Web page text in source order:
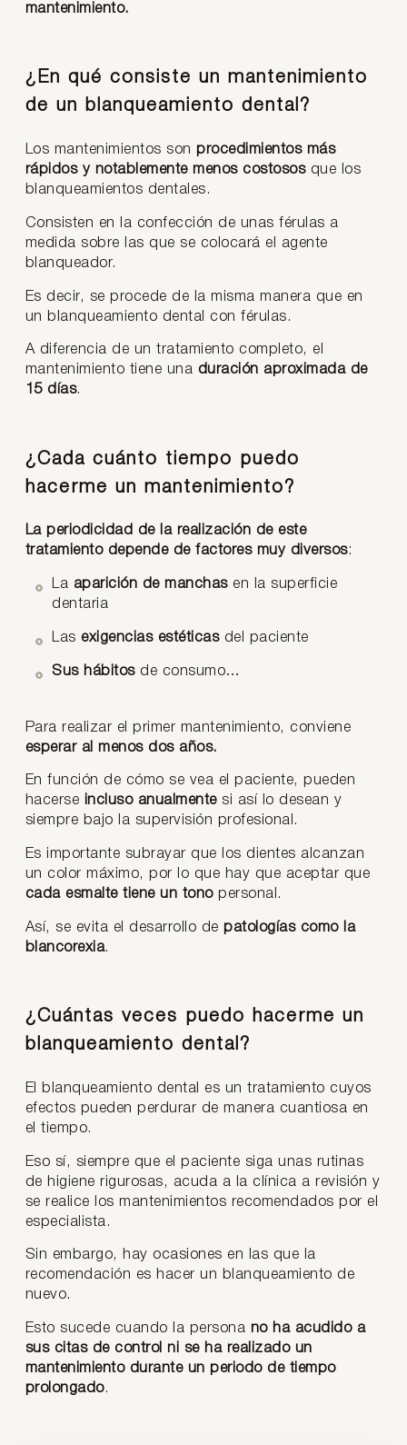
mantenimiento.
¿En qué consiste un mantenimiento
de un blanqueamiento dental?
Los mantenimientos son procedimientos más
rápidos y notablemente menos costososque los
blanqueamientos dentales.
Consisten en la confección de unas férulas a
medida sobre las que se colocará el agente
blanqueador.
Es decir, se procede de la misma manera que en
un blanqueamiento dental con férulas.
A diferencia de un tratamiento completo, el
mantenimiento tiene una duración aproximada de
15 días.
¿Cada cuánto tiempo puedo
hacerme un mantenimiento?
La periodicidad de la realización de este
tratamiento depende de factores muy diversos:
La aparición de manchasen la superficie
dentaria
Las exigencias estéticasdel paciente
Sus hábitosde consumo…
Para realizar el primer mantenimiento, conviene
esperar al menos dos años.
En función de cómo se vea el paciente, pueden
hacerse incluso anualmentesi así lo desean y
siempre bajo la supervisión profesional.
Es importante subrayar que los dientes alcanzan
un color máximo, por lo que hay que aceptar que
cada esmalte tiene un tonopersonal.
Así, se evita el desarrollo depatologías como la
blancorexia.
¿Cuántas veces puedo hacerme un
blanqueamiento dental?
El blanqueamiento dental es un tratamiento cuyos
efectos pueden perdurar de manera cuantiosa en
el tiempo.
Eso sí, siempre que el paciente siga unas rutinas
de higiene rigurosas, acuda a la clínica a revisión y
se realice los mantenimientos recomendados por el
especialista.
Sin embargo, hay ocasiones en las que la
recomendación es hacer un blanqueamiento de
nuevo.
Esto sucede cuando la persona no ha acudido a
sus citas de control ni se ha realizado un
mantenimiento durante un periodo de tiempo
prolongado.